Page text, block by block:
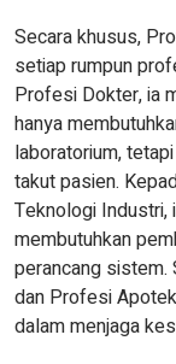
Secara khusus,
setiap rumpun
Profesi Dokter, ia
hanya
laboratorium,
takut pasien.
Teknologi Industri,
membutuhkan
perancang sistem.
dan Profesi
dalam menjaga